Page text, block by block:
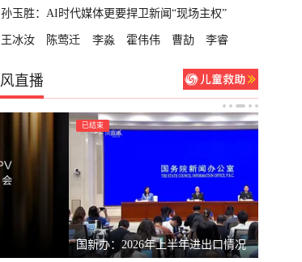
孙玉胜：AI时代媒体更要捍卫新闻“现场主权”
王冰汝 陈莺迁 李淼 霍伟伟 曹劼 李睿
风直播
国新办：2026年上半年进出口情况